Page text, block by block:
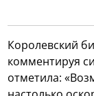
Королевский
комментируя
отметила: